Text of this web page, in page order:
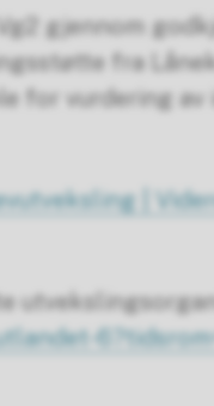
gjennom
fra
for vurdering av
|